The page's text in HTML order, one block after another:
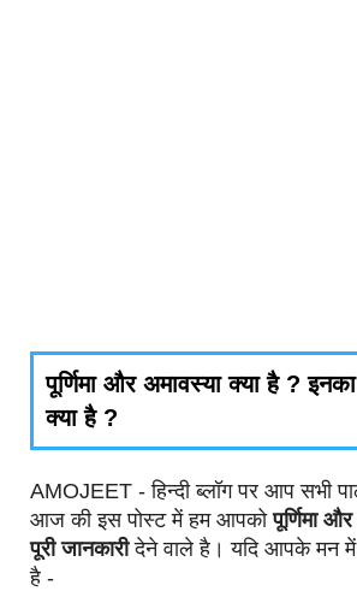
पूर्णिमा और अमावस्या क्या है ?
क्या है ?
AMOJEET - हिन्दी ब्लॉग पर आप सभी
आज की इस पोस्ट में हम आपकोपूर्णिमा
पूरी जानकारीदेने वाले है। यदि आपके मन
है -